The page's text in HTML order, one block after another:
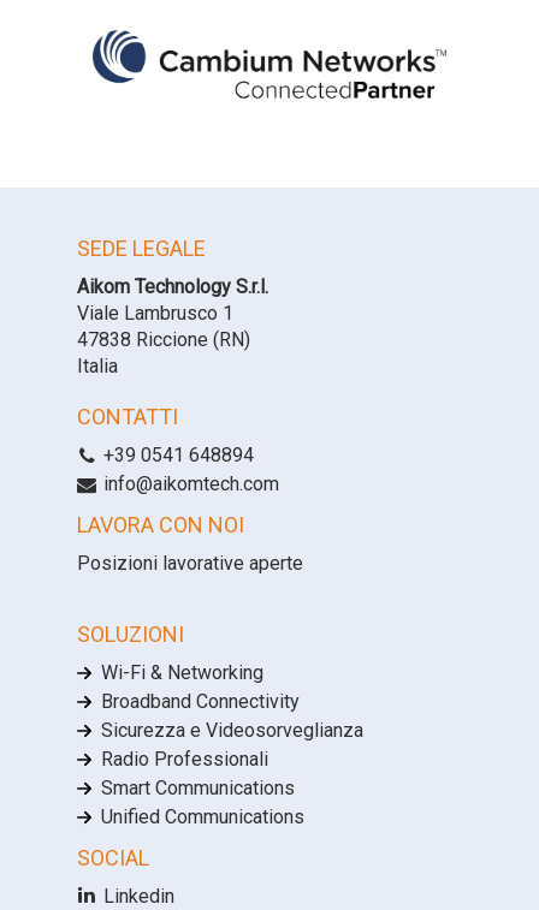
SEDE LEGALE
Aikom Technology S.r.l.
Viale Lambrusco 1
47838 Riccione (RN)
Italia
CONTATTI
+39 0541 648894
info@aikomtech.com
LAVORA CON NOI
Posizioni lavorative aperte
SOLUZIONI
Wi-Fi & Networking
Broadband Connectivity
Sicurezza e Videosorveglianza
Radio Professionali
Smart Communications
Unified Communications
SOCIAL
Linkedin